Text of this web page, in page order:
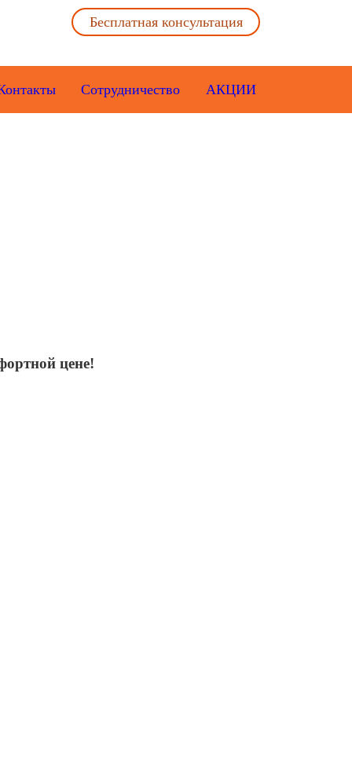
Бесплатная консультация
Сотрудничество АКЦИИ
цене!